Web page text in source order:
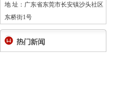
地 址：广东省东莞市长安镇沙头社区
东桥街1号